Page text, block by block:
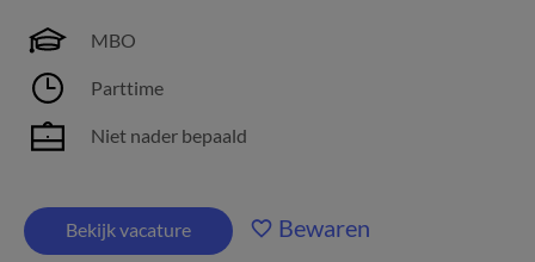
MBO
Parttime
Niet nader bepaald
Bekijk vacature Bewaren